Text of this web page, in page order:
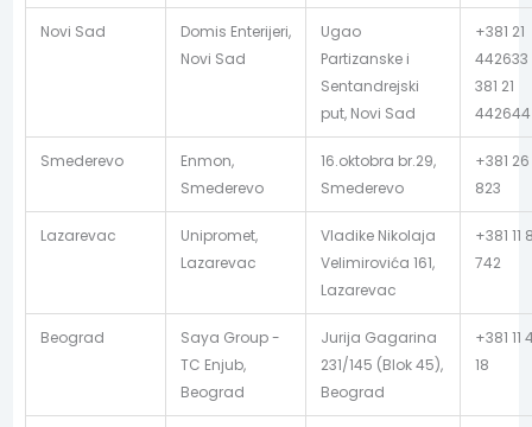
Novi Sad
Domis Enterijeri,
Novi Sad
Ugao
Partizanske i
Sentandrejski
put, Novi Sad
+381 21
381 21
442644
Smederevo
Enmon,
Smederevo
16.oktobra br.29,
Smederevo
+381
823
Lazarevac
Unipromet,
Lazarevac
Vladike Nikolaja
Velimirovića 161,
Lazarevac
+381 11
742
Beograd
Saya Group -
TC Enjub,
Beograd
Jurija Gagarina
231/145 (Blok 45),
Beograd
+381 11
18